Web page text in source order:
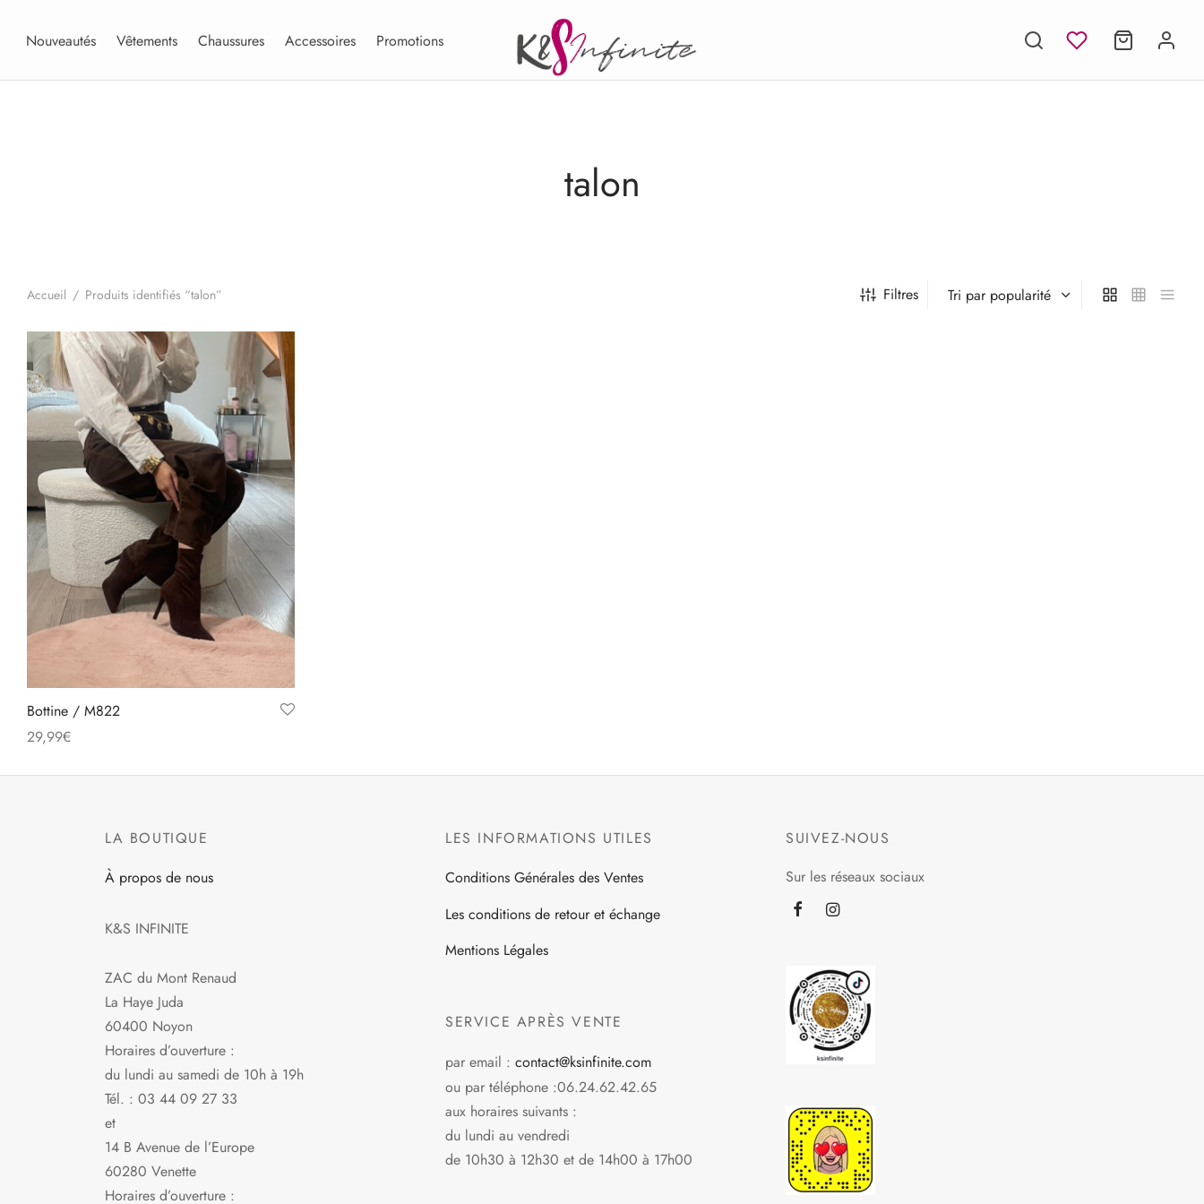
Nouveautés Vêtements Chaussures Accessoires Promotions
talon
Accueil / Produits identifiés “talon” Filtres
Bottine / M822
29,99€
plusieurs
Les
peuvent
choisies
sur
la
page
du
produit
LA BOUTIQUE
À propos de nous
K&S INFINITE
ZAC du Mont Renaud
La Haye Juda
60400 Noyon
Horaires d’ouverture :
du lundi au samedi de 10h à 19h
Tél. : 03 44 09 27 33
et
14 B Avenue de l’Europe
60280 Venette
Horaires d’ouverture :
LES INFORMATIONS UTILES
Conditions Générales des Ventes
Les conditions de retour et échange
Mentions Légales
SERVICE APRÈS VENTE
par email : contact@ksinfinite.com
ou par téléphone :06.24.62.42.65
aux horaires suivants :
du lundi au vendredi
de 10h30 à 12h30 et de 14h00 à 17h00
SUIVEZ-NOUS
Sur les réseaux sociaux